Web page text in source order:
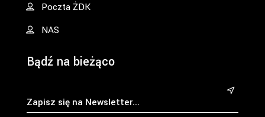
Poczta ŻDK
NAS
Bądź na bieżąco
&